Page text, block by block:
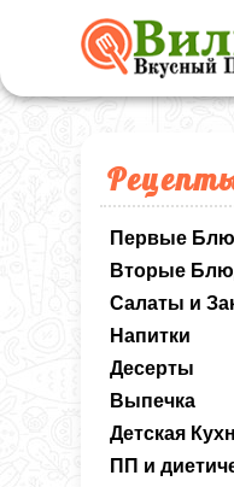
Первые
Вторые
Салаты и
Напитки
Десерты
Выпечка
Детская
ПП и